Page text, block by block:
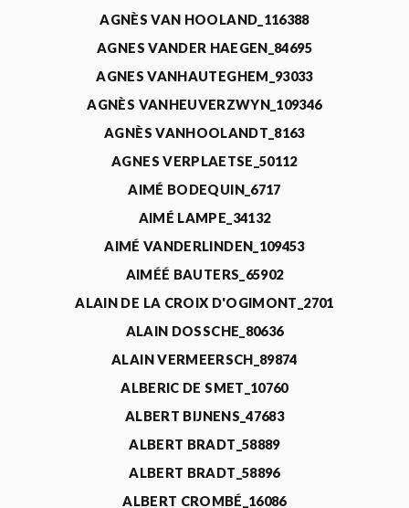
AGNÈS VAN HOOLAND_116388
AGNES VANDER HAEGEN_84695
AGNES VANHAUTEGHEM_93033
AGNÈS VANHEUVERZWYN_109346
AGNÈS VANHOOLANDT_8163
AGNES VERPLAETSE_50112
AIMÉ BODEQUIN_6717
AIMÉ LAMPE_34132
AIMÉ VANDERLINDEN_109453
AIMÉÉ BAUTERS_65902
ALAIN DE LA CROIX D'OGIMONT_2701
ALAIN DOSSCHE_80636
ALAIN VERMEERSCH_89874
ALBERIC DE SMET_10760
ALBERT BIJNENS_47683
ALBERT BRADT_58889
ALBERT BRADT_58896
ALBERT CROMBÉ_16086